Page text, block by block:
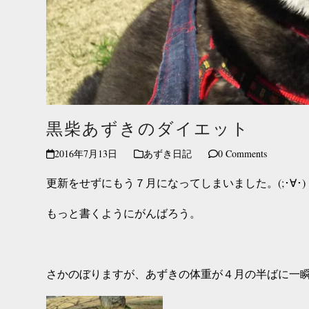
黒柴あずきのダイエット
2016年7月13日 あずき日記 0 Comments
更新をせずにもう７月になってしまいました。(;･∀･)
もっと書くようにがんばろう。
さかのぼりますが、あずきの体重が４月の半ばに一